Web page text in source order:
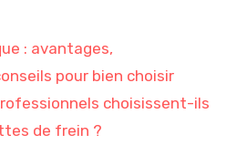
: avantages,
pour bien choisir
choisissent-ils
de frein ?